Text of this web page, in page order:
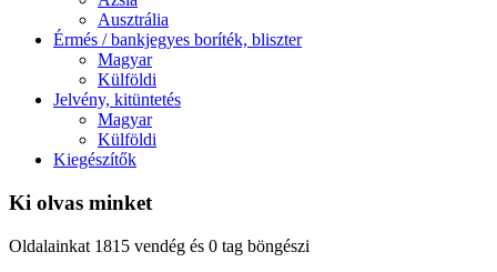
Ausztrália
Érmés / bankjegyes boríték, bliszter
Magyar
Külföldi
Jelvény, kitüntetés
Magyar
Külföldi
Kiegészítők
Ki olvas minket
Oldalainkat 1815 vendég és 0 tag böngészi